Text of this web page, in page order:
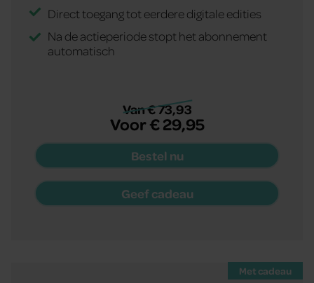
Direct toegang tot eerdere digitale edities
Na de actieperiode stopt het abonnement
automatisch
Van € 73,93
Voor € 29,95
Bestel nu
Geef cadeau
Met cadeau